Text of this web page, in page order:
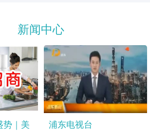
新闻中心
势｜美
浦东电视台